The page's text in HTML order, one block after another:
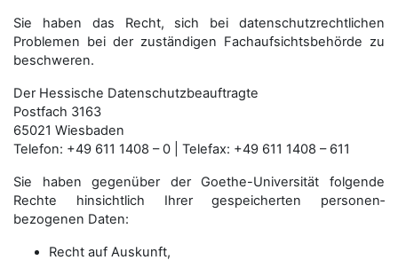
Sie haben das Recht, sich bei datenschutzrechtlichen
Problemen bei der zuständigen Fachauf­sichts­behörde zu
beschweren.
Der Hessische Datenschutzbeauftragte
Postfach 3163
65021 Wiesbaden
Telefon: +49 611 1408 – 0 | Telefax: +49 611 1408 – 611
Sie haben gegenüber der Goethe-Universität folgende
Rechte hinsichtlich Ihrer gespeicherten personen­
bezogenen Daten:
Recht auf Auskunft,